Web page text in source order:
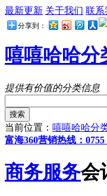
最新更新 关于我们 联系
分享到：
嘻嘻哈哈分
提供有价值的分类信息
搜索
当前位置： 嘻嘻哈哈分
富海360营销热线：0755
商务服务会